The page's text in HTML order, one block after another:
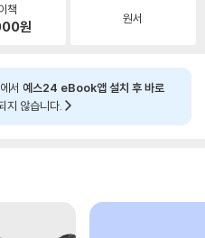
책
원 원서
서 예스24 eBook앱 설치 후 바로
지 않습니다.